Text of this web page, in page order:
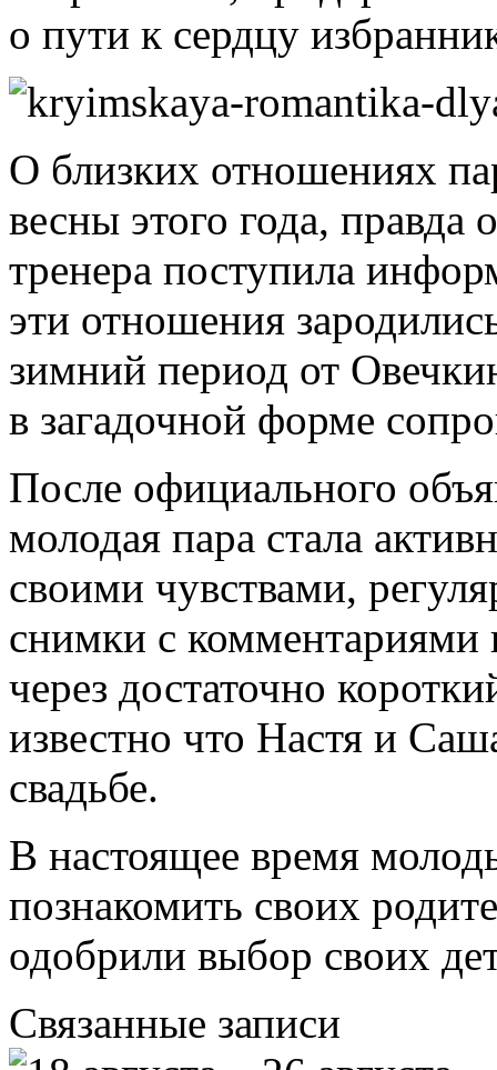
о пути к сердцу
О близких отношениях
весны этого года, правда
тренера поступила
эти отношения
зимний период от
в загадочной форме
После официального
молодая пара стала
своими чувствами,
снимки с
через достаточно
известно что Настя и
свадьбе.
В настоящее время
познакомить своих
одобрили выбор своих
Связанные записи